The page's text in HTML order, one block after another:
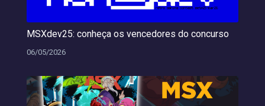
MSXdev25: conheça os vencedores do concurso
06/05/2026